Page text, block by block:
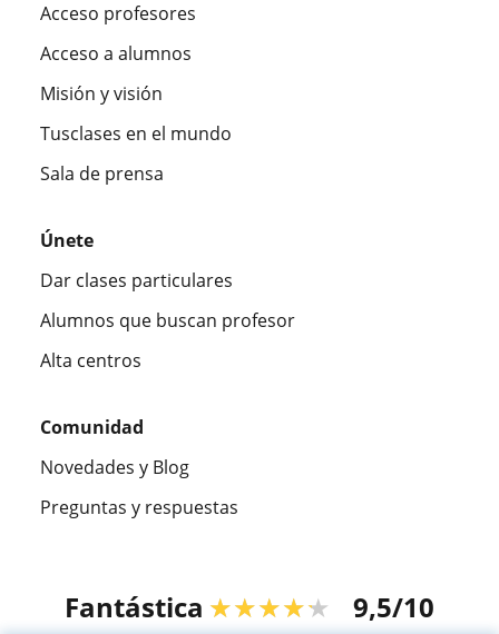
Acceso profesores
Acceso a alumnos
Misión y visión
Tusclases en el mundo
Sala de prensa
Únete
Dar clases particulares
Alumnos que buscan profesor
Alta centros
Comunidad
Novedades y Blog
Preguntas y respuestas
Fantástica ★★★★★ 9,5/10